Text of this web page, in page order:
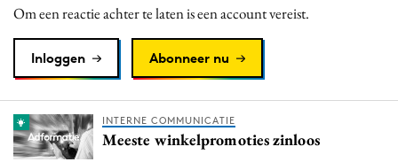
Purpose Marketing
Reputatie & crisis
Om een reactie achter te laten is een account vereist.
Inloggen Abonneer nu
INTERNE COMMUNICATIE
Meeste winkelpromoties zinloos